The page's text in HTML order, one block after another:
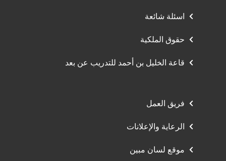
اسئلة شائعة
حقوق الملكية
قاعة الخليل بن أحمد للتدريب عن بعد
فريق العمل
الرعاية والإعلانات
موقع لسان مبين